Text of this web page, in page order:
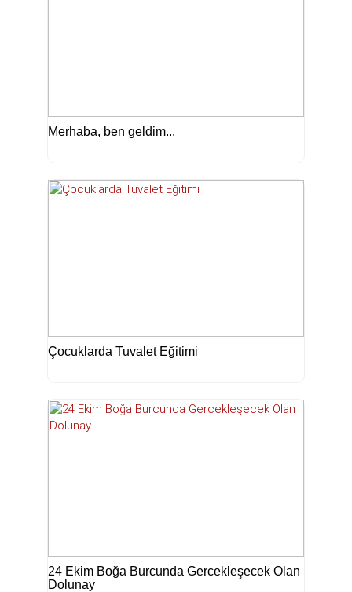
Merhaba, ben geldim...
Çocuklarda Tuvalet Eğitimi
24 Ekim Boğa Burcunda Gercekleşecek Olan
Dolunay